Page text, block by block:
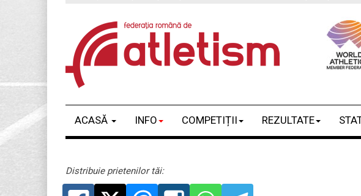
ACASĂ INFO COMPETIȚII REZULTATE
Distribuie prietenilor tăi: